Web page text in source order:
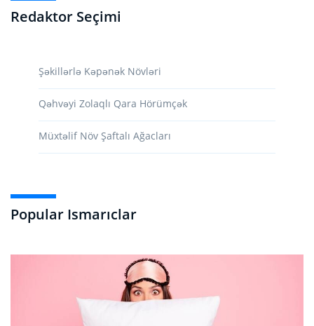
Redaktor Seçimi
Şəkillərlə Kəpənək Növləri
Qəhvəyi Zolaqlı Qara Hörümçək
Müxtəlif Növ Şaftalı Ağacları
Popular Ismarıclar